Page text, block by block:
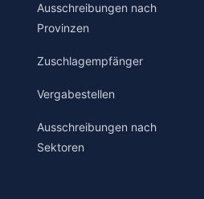
Ausschreibungen nach
Provinzen
Zuschlagempfänger
Vergabestellen
Ausschreibungen nach
Sektoren